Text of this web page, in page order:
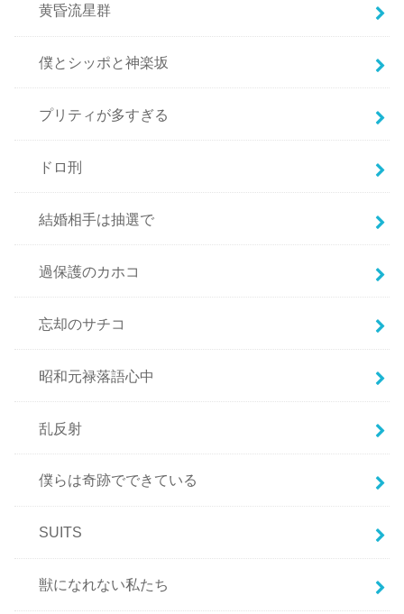
黄昏流星群
僕とシッポと神楽坂
プリティが多すぎる
ドロ刑
結婚相手は抽選で
過保護のカホコ
忘却のサチコ
昭和元禄落語心中
乱反射
僕らは奇跡でできている
SUITS
獣になれない私たち